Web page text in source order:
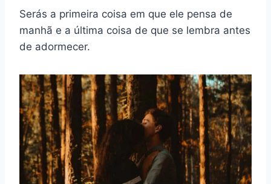
Serás a primeira coisa em que ele pensa de
manhã e a última coisa de que se lembra antes
de adormecer.